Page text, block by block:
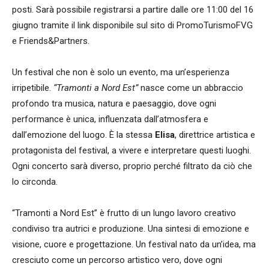
posti. Sarà possibile registrarsi a partire dalle ore 11:00 del 16
giugno tramite il link disponibile sul sito di PromoTurismoFVG
e Friends&Partners.
Un festival che non è solo un evento, ma un’esperienza
irripetibile. “Tramonti a Nord Est”nasce come un abbraccio
profondo tra musica, natura e paesaggio, dove ogni
performance è unica, influenzata dall’atmosfera e
dall’emozione del luogo. È la stessa Elisa, direttrice artistica e
protagonista del festival, a vivere e interpretare questi luoghi.
Ogni concerto sarà diverso, proprio perché filtrato da ciò che
lo circonda.
“Tramonti a Nord Est” è frutto di un lungo lavoro creativo
condiviso tra autrici e produzione. Una sintesi di emozione e
visione, cuore e progettazione. Un festival nato da un’idea, ma
cresciuto come un percorso artistico vero, dove ogni